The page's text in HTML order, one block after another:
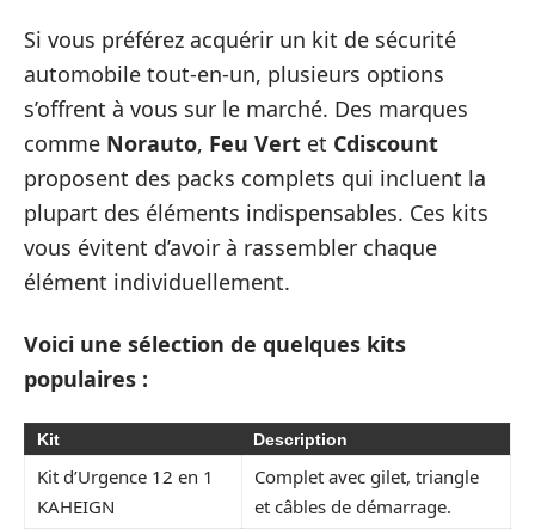
Si vous préférez acquérir un kit de sécurité
automobile tout-en-un, plusieurs options
s’offrent à vous sur le marché. Des marques
comme Norauto, Feu Vert et Cdiscount
proposent des packs complets qui incluent la
plupart des éléments indispensables. Ces kits
vous évitent d’avoir à rassembler chaque
élément individuellement.
Voici une sélection de quelques kits
populaires :
Kit Description
Kit d’Urgence 12 en 1
KAHEIGN
Complet avec gilet, triangle
et câbles de démarrage.